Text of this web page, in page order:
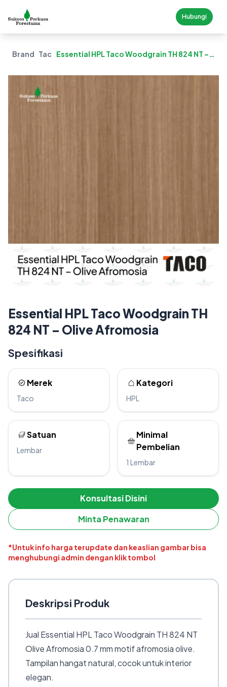
Hubungi
Brand Taco Essential HPL Taco Woodgrain TH 824 NT –
Essential HPL Taco Woodgrain TH
824 NT – Olive Afromosia
Spesifikasi
Merek
Taco
Kategori
HPL
Satuan
Lembar
Minimal
Pembelian
1 Lembar
Konsultasi Disini
Minta Penawaran
*Untuk info harga terupdate dan keaslian gambar bisa
menghubungi admin dengan klik tombol
Deskripsi Produk
Jual Essential HPL Taco Woodgrain TH 824 NT
Olive Afromosia 0.7 mm motif afromosia olive.
Tampilan hangat natural, cocok untuk interior
elegan.